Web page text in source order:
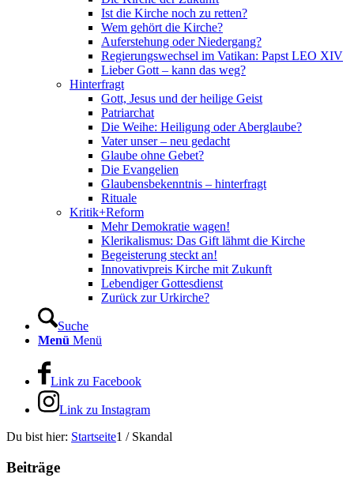
Ist die Kirche noch zu retten?
Wem gehört die Kirche?
Auferstehung oder Niedergang?
Regierungswechsel im Vatikan: Papst LEO XIV
Lieber Gott – kann das weg?
Hinterfragt
Gott, Jesus und der heilige Geist
Patriarchat
Die Weihe: Heiligung oder Aberglaube?
Vater unser – neu gedacht
Glaube ohne Gebet?
Die Evangelien
Glaubensbekenntnis – hinterfragt
Rituale
Kritik+Reform
Mehr Demokratie wagen!
Klerikalismus: Das Gift lähmt die Kirche
Begeisterung steckt an!
Innovativpreis Kirche mit Zukunft
Lebendiger Gottesdienst
Zurück zur Urkirche?
Suche
Menü Menü
Link zu Facebook
Link zu Instagram
Du bist hier: Startseite1 / Skandal
Beiträge